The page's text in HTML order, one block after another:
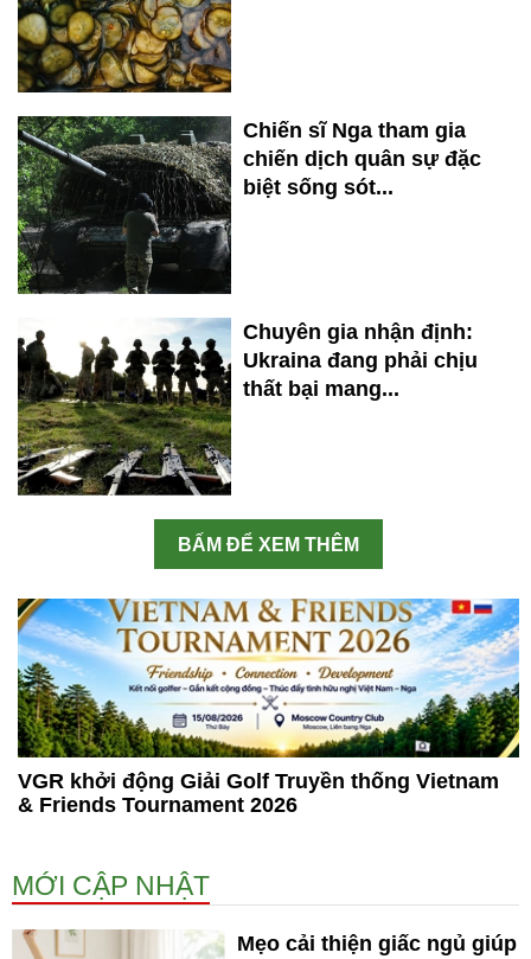
Chiến sĩ Nga tham gia
chiến dịch quân sự đặc
biệt sống sót...
Chuyên gia nhận định:
Ukraina đang phải chịu
thất bại mang...
BẤM ĐỂ XEM THÊM
VGR khởi động Giải Golf Truyền thống Vietnam
& Friends Tournament 2026
MỚI CẬP NHẬT
Mẹo cải thiện giấc ngủ giúp